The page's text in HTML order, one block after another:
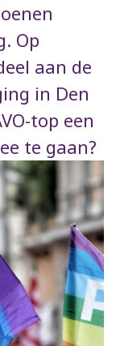
Op
aan de
in Den
top een
te gaan?